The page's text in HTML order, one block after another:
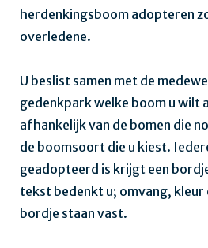
herdenkingsboom adopteren
overledene.
U beslist samen met de
gedenkpark welke boom u wilt
afhankelijk van de bomen die
de boomsoort die u kiest.
geadopteerd is krijgt een
tekst bedenkt u; omvang,
bordje staan vast.